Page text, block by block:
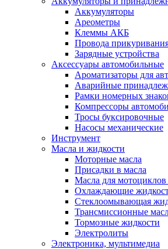
Аккумуляторы
Ареометры
Клеммы АКБ
Провода
Зарядные устройства
Аксессуары автомобильные
Ароматизаторы для
Аварийные
Рамки номерных
Компрессоры
Тросы буксировочные
Насосы механические
Инструмент
Масла и жидкости
Моторные масла
Присадки в масла
Масла для
Охлаждающие
Стеклоомывающая
Трансмиссионные
Тормозные жидкости
Электролиты
Электроника, мультимедиа